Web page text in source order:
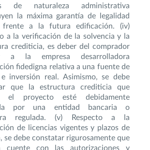
de naturaleza administrativa
la máxima garantía de legalidad
frente a la futura edificación. (iv)
a la verificación de la solvencia y la
crediticia, es deber del comprador
a la empresa desarrolladora
fidedigna relativa a una fuente de
inversión real. Asimismo, se debe
que la estructura crediticia que
el proyecto esté debidamente
por una entidad bancaria o
regulada. (v) Respecto a la
de licencias vigentes y plazos de
se debe constatar rigurosamente que
cuente con las autorizaciones y